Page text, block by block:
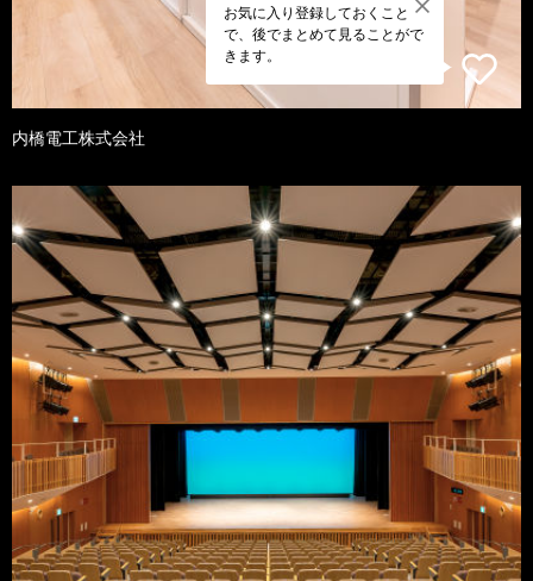
お気に入り登録しておくこと
で、後でまとめて見ることがで
きます。
内橋電工株式会社